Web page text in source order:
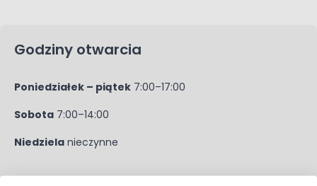
Godziny otwarcia
Poniedziałek – piątek 7:00–17:00
Sobota 7:00–14:00
Niedziela nieczynne